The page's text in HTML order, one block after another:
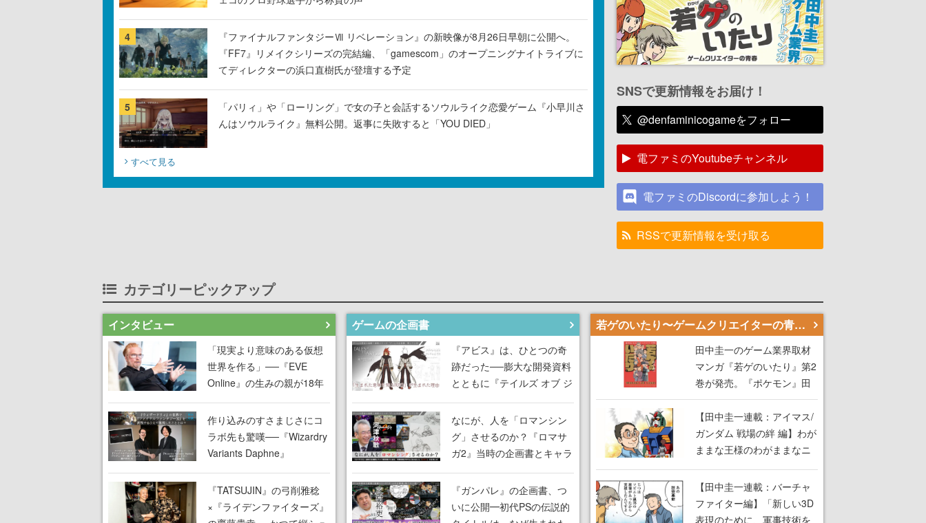
4
『ファイナルファンタジーⅦ リベレーション』の新映像が8月26日早朝に公開へ。
『FF7』リメイクシリーズの完結編、「gamescom」のオープニングナイトライブに
てディレクターの浜口直樹氏が登壇する予定
5
「パリィ」や「ローリング」で女の子と会話するソウルライク恋愛ゲーム『小早川さ
んはソウルライク』無料公開。返事に失敗すると「YOU DIED」
すべて見る
SNSで更新情報をお届け！
@denfaminicogameをフォロー
電ファミのYoutubeチャンネル
電ファミのDiscordに参加しよう！
RSSで更新情報を受け取る
カテゴリーピックアップ
インタビュー
「現実より意味のある仮想
世界を作る」──『EVE
Online』の生みの親が18年
掲げ続ける”クレイジーな宣
言”は、比喩ではなく本気だ
った
作り込みのすさまじさにコ
ラボ先も驚嘆──『Wizardry
Variants Daphne』
×『FFXI』コラボが期間限
定なのにジョブもキャラも
武器も戦闘システムもワン
オフで作り込まれた理由を
『TATSUJIN』の弓削雅稔
×『ライデンファイターズ』
ゲームの企画書
『アビス』は、ひとつの奇
跡だった──膨大な開発資料
とともに『テイルズ オブ ジ
アビス』開発陣に聞く、
「生まれた意味を知る
RPG」が生まれた理由【ゲ
ームの企画書】
なにが、人を「ロマンシン
グ」させるのか？『ロマサ
ガ2』当時の企画書とキャラ
設定画から迫る、河津秋敏
がRPGに生み出した「ロマ
ン」の正体とは【ゲームの
企画書】
『ガンパレ』の企画書、つ
いに公開━初代PSの伝説的
若ゲのいたり〜ゲームクリエイターの青春〜
田中圭一のゲーム業界取材
マンガ『若ゲのいたり』第2
巻が発売。『ポケモン』田
尻智さん、『ゼビウス』遠
藤雅伸さんらの貴重なエピ
ソードを収録
【田中圭一連載：アイマス/
ガンダム 戦場の絆 編】わが
ままな王様のわがままなニ
ーズを満たす！──小山順一
朗が貫く姿勢に、ゲームク
リエイターとしての矜持を
見た【若ゲのいたり最終
【田中圭一連載：バーチャ
ファイター編】「新しい3D
表現のために、軍事技術を